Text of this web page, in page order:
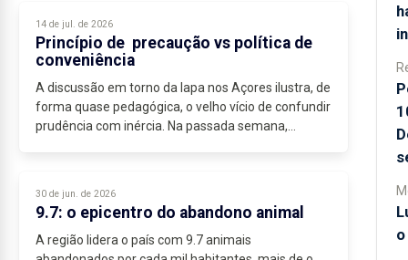
14 de jul. de 2026
Princípio de precaução vs política de
conveniência
A discussão em torno da lapa nos Açores ilustra, de
forma quase pedagógica, o velho vício de confundir
prudência com inércia. Na passada semana,
30 de jun. de 2026
9.7: o epicentro do abandono animal
A região lidera o país com 9.7 animais